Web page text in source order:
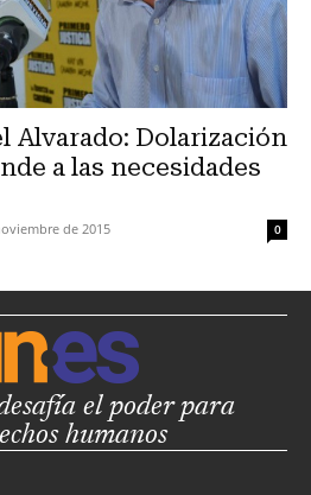
Alvarado: Dolarización
a las necesidades
de 2015 0
el poder para
humanos